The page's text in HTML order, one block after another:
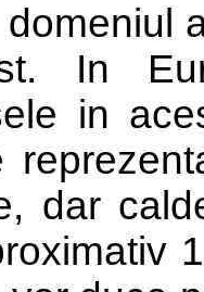
In
in
dar